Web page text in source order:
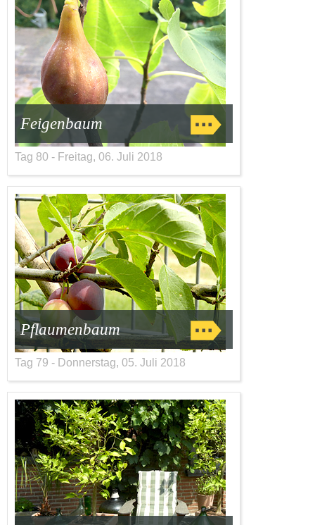
Feigenbaum
Tag 80 - Freitag, 06. Juli 2018
Pflaumenbaum
Tag 79 - Donnerstag, 05. Juli 2018